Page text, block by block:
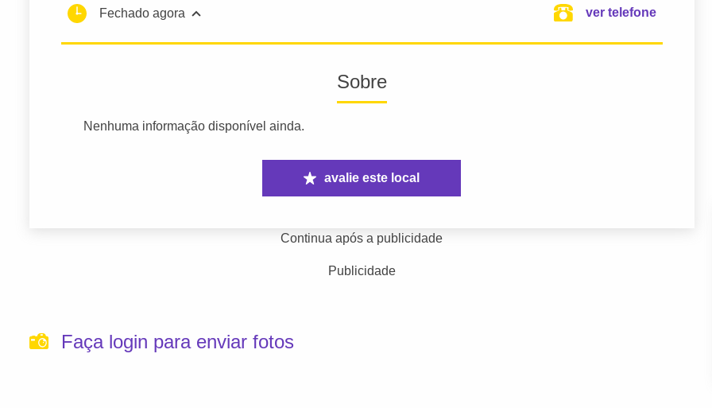
Fechado agora ver telefone
Sobre
Nenhuma informação disponível ainda.
avalie este local
Continua após a publicidade
Publicidade
Faça login para enviar fotos